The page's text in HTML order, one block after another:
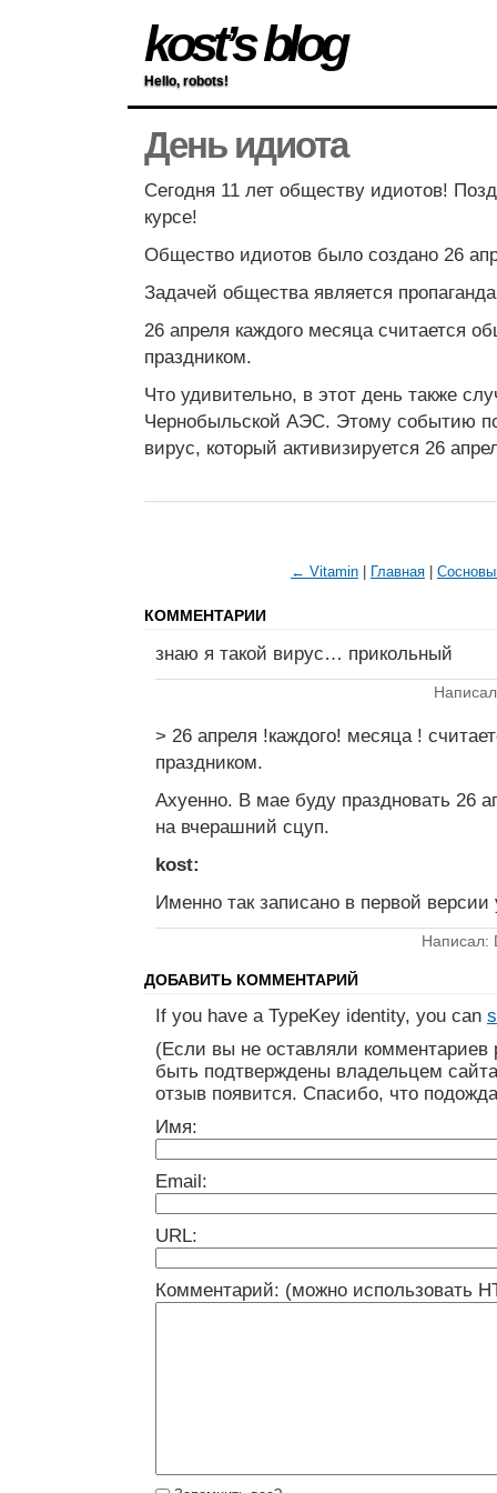
kost’s blog
Hello, robots!
День идиота
Сегодня 11 лет обществу идиотов!
курсе!
Общество идиотов было создано 26
Задачей общества является
26 апреля каждого месяца считается
праздником.
Что удивительно, в этот день также
Чернобыльской АЭС. Этому событию
вирус, который активизируется 26
← Vitamin Главная
КОММЕНТАРИИ
знаю я такой вирус… прикольный
> 26 апреля !каждого! месяца !
праздником.
Ахуенно. В мае буду праздновать 26
на вчерашний сцуп.
kost:
Именно так записано в первой версии
Написал:
ДОБАВИТЬ КОММЕНТАРИЙ
If you have a TypeKey identity, you can
(Если вы не оставляли
быть подтверждены владельцем
отзыв появится. Спасибо, что
Имя:
Email:
URL:
Комментарий: (можно использовать